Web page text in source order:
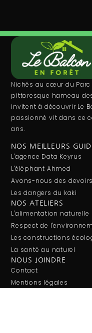
Nichés au cœur du Parc
pittoresque hameau
invitent à découvrir Le
passionné vit dans ce
ans.
NOS MEILLEURS
L'agence Data Keyrus
L'éléphant Ahmed
Avons-nous des
Les dangers du kaki
NOS ATELIERS
L'alimentation naturelle
Respect de
Les constructions
La santé au naturel
NOUS JOINDRE
Contact
Mentions légales